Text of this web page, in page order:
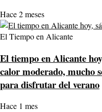
Hace 2 meses
El Tiempo en Alicante
El tiempo en Alicante
calor moderado, mucho
para disfrutar del verano
Hace 1 mes